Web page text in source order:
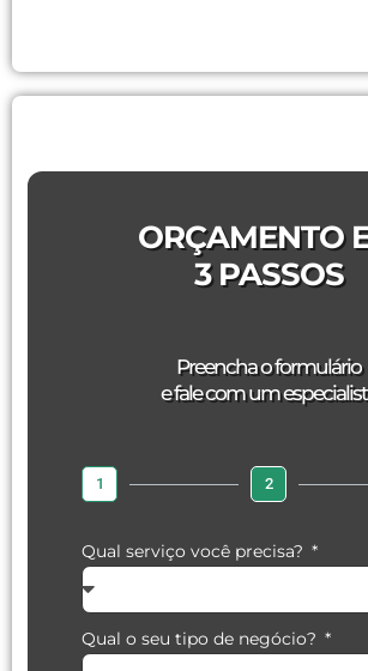
ORÇAMENTO
3 PASSOS
Preencha o formulário
e fale com um
1 2
Qual serviço você precisa?
Qual o seu tipo de negócio?